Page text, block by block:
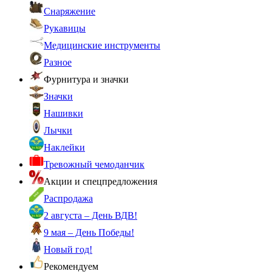
Снаряжение
Рукавицы
Медицинские инструменты
Разное
Фурнитура и значки
Значки
Нашивки
Лычки
Наклейки
Тревожный чемоданчик
Акции и спецпредложения
Распродажа
2 августа – День ВДВ!
9 мая – День Победы!
Новый год!
Рекомендуем